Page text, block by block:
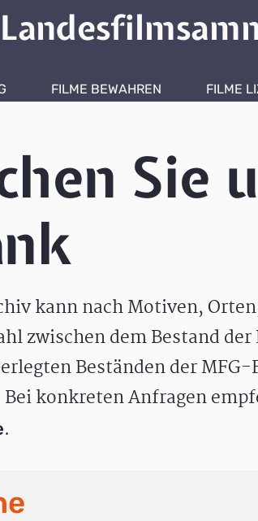
FILME BEWAHREN FILME
Sie
kann nach Motiven,
zwischen dem Bestand
Beständen der
konkreten Anfragen
.